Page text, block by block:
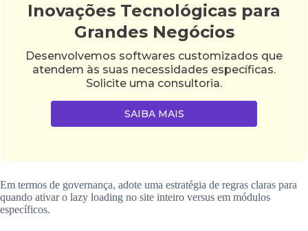
Inovações Tecnológicas para
Grandes Negócios
Desenvolvemos softwares customizados que
atendem às suas necessidades específicas.
Solicite uma consultoria.
SAIBA MAIS
Em termos de governança, adote uma estratégia de regras claras para
quando ativar o lazy loading no site inteiro versus em módulos
específicos.